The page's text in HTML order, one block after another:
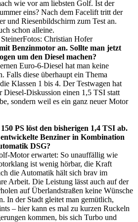
wie vor am liebsten Golf. Ist der
eins? Nach dem Facelift tritt der
und Riesenbildschirm zum Test an.
schon alleine.
Fotos: Christian Hofer
Benzinmotor an. Sollte man jetzt
um den Diesel machen?
Euro-6-Diesel hat man keine
Falls diese überhaupt ein Thema
Klassen 1 bis 4. Der Testwagen hat
Diesel-Diskussion einen 1,5 TSI statt
sondern weil es ein ganz neuer Motor
PS löst den bisherigen 1,4 TSI ab.
Benziner in Kombination
DSG?
Motor erwartet: So unauffällig wie
ist wenig hörbar, die Kraft
die Automatik hält sich brav im
Arbeit. Die Leistung lässt auch auf der
auf Überlandstraßen keine Wünsche
In der Stadt gleitet man gemütlich,
– hier kann es mal zu kurzen Ruckeln
kommen, bis sich Turbo und